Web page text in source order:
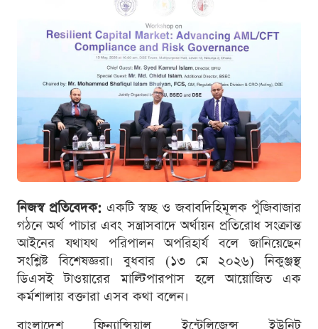
নিজস্ব প্রতিবেদক: একটি স্বচ্ছ ও জবাবদিহিমূলক পুঁজিবাজার
গঠনে অর্থ পাচার এবং সন্ত্রাসবাদে অর্থায়ন প্রতিরোধ সংক্রান্ত
আইনের যথাযথ পরিপালন অপরিহার্য বলে জানিয়েছেন
সংশ্লিষ্ট বিশেষজ্ঞরা। বুধবার (১৩ মে ২০২৬) নিকুঞ্জস্থ
ডিএসই টাওয়ারের মাল্টিপারপাস হলে আয়োজিত এক
কর্মশালায় বক্তারা এসব কথা বলেন।